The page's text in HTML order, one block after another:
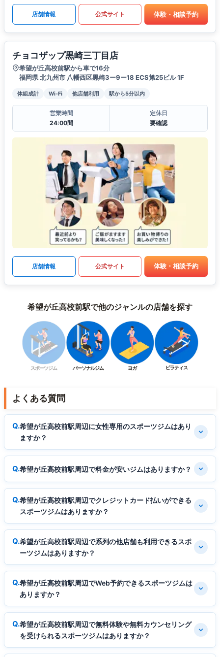
店舗情報 公式サイト 体験・相談予約
チョコザップ黒崎三丁目店
希望が丘高校前駅から車で16分
福岡県 北九州市 八幡西区黒崎3ー9ー18 ECS第25ビル 1F
体組成計 Wi-Fi 他店舗利用 駅から5分以内
営業時間
24:00間
定休日
要確認
店舗情報 公式サイト 体験・相談予約
希望が丘高校前駅で他のジャンルの店舗を探す
スポーツジム パーソナルジム ヨガ ピラティス
よくある質問
希望が丘高校前駅周辺に女性専用のスポーツジムはあり
ますか？
希望が丘高校前駅周辺で料金が安いジムはありますか？
希望が丘高校前駅周辺でクレジットカード払いができる
スポーツジムはありますか？
希望が丘高校前駅周辺で系列の他店舗も利用できるスポ
ーツジムはありますか？
希望が丘高校前駅周辺でWeb予約できるスポーツジムは
ありますか？
希望が丘高校前駅周辺で無料体験や無料カウンセリング
を受けられるスポーツジムはありますか？